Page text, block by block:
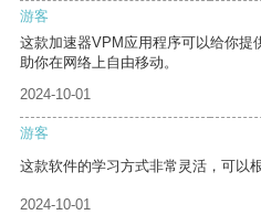
游客
这款加速器VPM应用程序可以给你提
助你在网络上自由移动。
2024-10-01
游客
这款软件的学习方式非常灵活，可以
2024-10-01